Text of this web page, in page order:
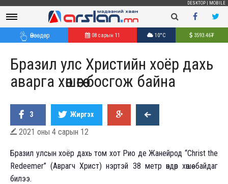
DESKTOP MOBILE
Өнөөдөр 08 сарын 11 10°C 3593.46₮
Бразил улс Христийн хоёр дахь
аварга хөшөөгөө босгож байна
3 Жиргэх
 2021 оны 4 сарын 12
Бразил улсын хоёр дахь том хот Рио де Жанейрод “Christ the
Redeemer” (Аврагч Христ) нэртэй 38 метр өндөр хөшөө байдаг
билээ.